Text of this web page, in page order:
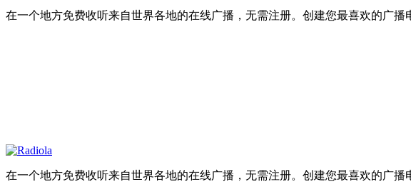
在一个地方免费收听来自世界各地的在线广播，无需注册。创建您最喜欢的广播
在一个地方免费收听来自世界各地的在线广播，无需注册。创建您最喜欢的广播